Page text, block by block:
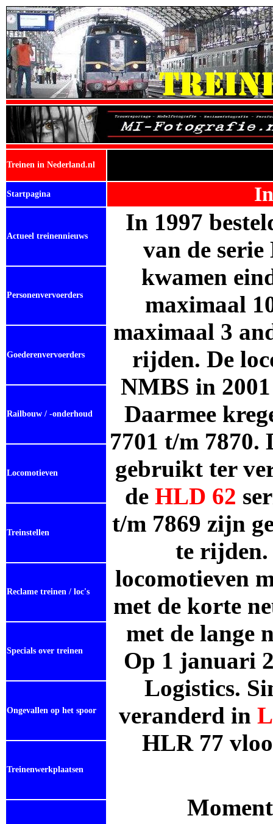
Treinen in Nederland.nl
Startpagina
Actueel treinennieuws
In 1997
van de serie
kwamen
maximaal
maximaal 3
rijden. De
NMBS in
Daarmee
7701 t/m 7870.
gebruikt ter
de HLD 62
t/m 7869 zijn
te rijden.
locomotieven
met de korte
met de lange
Op 1 januari
Logistics.
veranderd in
HLR 77
Personenvervoerders
Goederenvervoerders
Railbouw / -onderhoud
Locomotieven
Treinstellen
Reclame treinen / loc's
Specials over treinen
Ongevallen op het spoor
Treinenwerkplaatsen